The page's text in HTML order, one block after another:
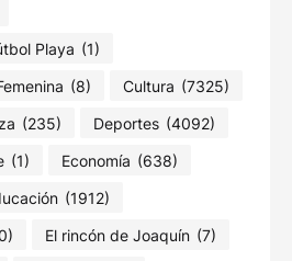
Playa (1)
(8) Cultura (7325)
(235) Deportes (4092)
(1) Economía (638)
(1912)
El rincón de Joaquín (7)